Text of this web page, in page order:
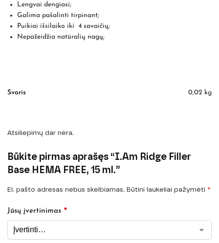
Lengvai dengiasi;
Galima pašalinti tirpinant;
Puikiai išsilaiko iki 4 savaičių;
Nepažeidžia natūralių nagų;
Svoris 0,02 kg
Atsiliepimų dar nėra.
Būkite pirmas aprašęs “I.Am Ridge Filler
Base HEMA FREE, 15 ml.”
El. pašto adresas nebus skelbiamas. Būtini laukeliai pažymėti *
Jūsų įvertinimas *